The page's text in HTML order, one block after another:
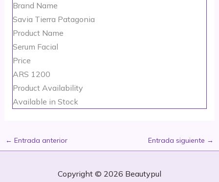
Brand Name
Savia Tierra Patagonia
Product Name
Serum Facial
Price
ARS 1200
Product Availability
Available in Stock
← Entrada anterior Entrada siguiente →
Copyright © 2026 Beautypul